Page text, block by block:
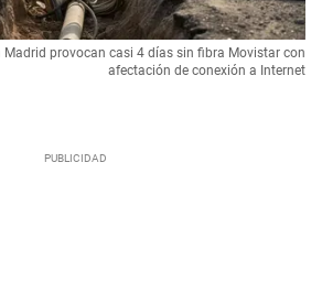
Madrid provocan casi 4 días sin fibra Movistar con
afectación de conexión a Internet